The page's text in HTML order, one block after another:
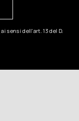
ai sensi dell'art. 13 del D.